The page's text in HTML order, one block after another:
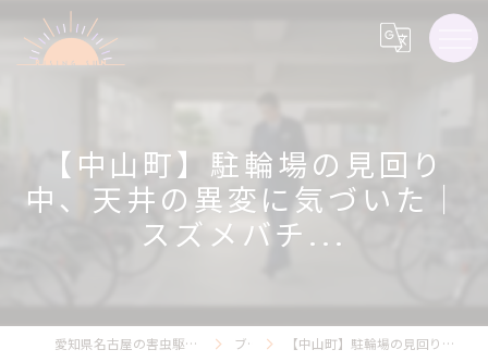
【中山町】駐輪場の見回り
中、天井の異変に気づいた｜
スズメバチ...
愛知県名古屋の害虫駆除ならライジング・サン害虫駆除 ブログ 【中山町】駐輪場の見回り中、天井の異変に気づいた｜スズメバチ...